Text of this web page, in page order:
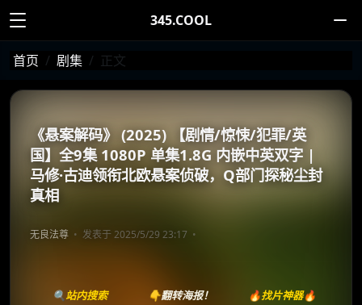
345.COOL
首页 剧集 正文
《悬案解码》 (2025) 【剧情/惊悚/犯罪/英
国】全9集 1080P 单集1.8G 内嵌中英双字 |
马修·古迪领衔北欧悬案侦破，Q部门探秘尘封
真相
无良法尊 发表于 2025/5/29 23:17
🔍站内搜索 👇翻转海报！ 🔥找片神器🔥